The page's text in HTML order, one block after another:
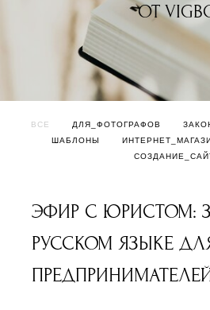
ОТ
ВСЕ ДЛЯ_ФОТОГРАФОВ
ШАБЛОНЫ
ЭФИР С ЮРИСТОМ:
РУССКОМ ЯЗЫКЕ